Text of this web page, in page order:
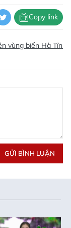
Copy link
vùng biển Hà Tĩnh
GỬI BÌNH LUẬN